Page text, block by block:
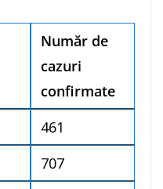
Număr de
cazuri
confirmate
461
707